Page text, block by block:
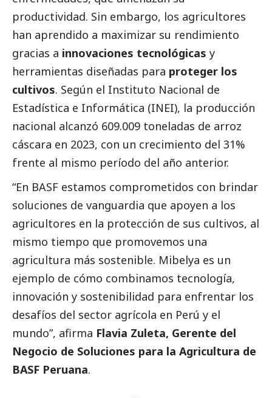
productividad. Sin embargo, los agricultores
han aprendido a maximizar su rendimiento
gracias a innovaciones tecnológicas y
herramientas diseñadas para proteger los
cultivos. Según el Instituto Nacional de
Estadística e Informática (INEI), la producción
nacional alcanzó 609.009 toneladas de arroz
cáscara en 2023, con un crecimiento del 31%
frente al mismo período del año anterior.
“En BASF estamos comprometidos con brindar
soluciones de vanguardia que apoyen a los
agricultores en la protección de sus cultivos, al
mismo tiempo que promovemos una
agricultura más sostenible. Mibelya es un
ejemplo de cómo combinamos tecnología,
innovación y sostenibilidad para enfrentar los
desafíos del sector agrícola en Perú y el
mundo”, afirma Flavia Zuleta, Gerente del
Negocio de Soluciones para la Agricultura de
BASF Peruana.